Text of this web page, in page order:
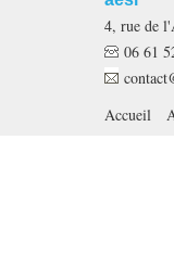
4, rue de
06 61
Accueil